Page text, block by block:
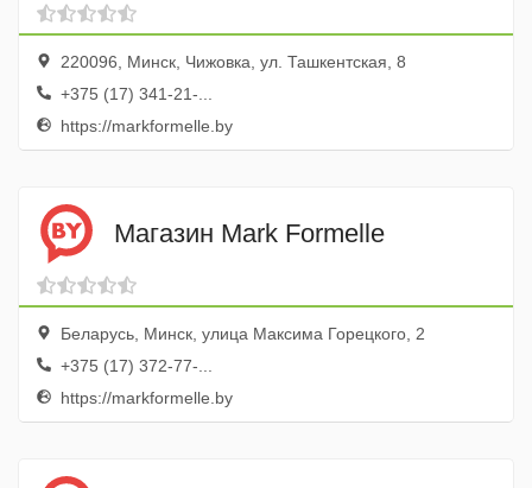
220096, Минск, Чижовка, ул. Ташкентская, 8
+375 (17) 341-21-...
https://markformelle.by
Магазин Mark Formelle
Беларусь, Минск, улица Максима Горецкого, 2
+375 (17) 372-77-...
https://markformelle.by